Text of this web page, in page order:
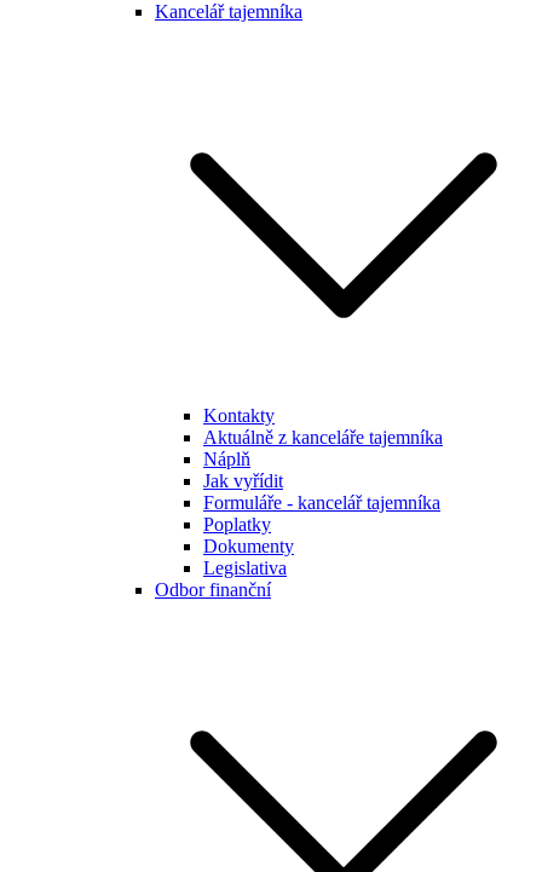
Kancelář tajemníka
Kontakty
Aktuálně z kanceláře tajemníka
Náplň
Jak vyřídit
Formuláře - kancelář tajemníka
Poplatky
Dokumenty
Legislativa
Odbor finanční